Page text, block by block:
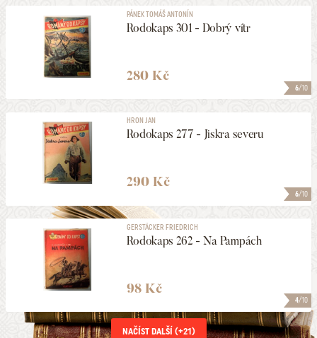
6/10
PÁNEK TOMÁŠ ANTONÍN
Rodokaps 301 - Dobrý vítr
280 Kč
6/10
HRON JAN
Rodokaps 277 - Jiskra severu
290 Kč
4/10
GERSTÄCKER FRIEDRICH
Rodokaps 262 - Na Pampách
98 Kč
NAČÍST DALŠÍ (+21)